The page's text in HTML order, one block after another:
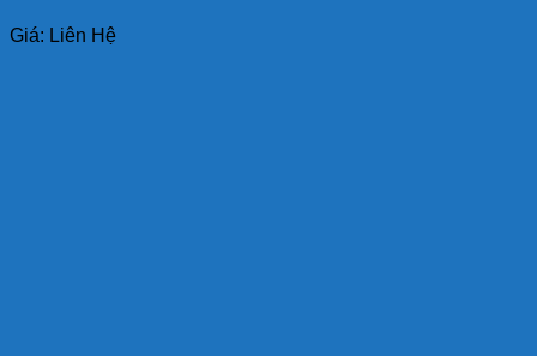
Giá: Liên Hệ